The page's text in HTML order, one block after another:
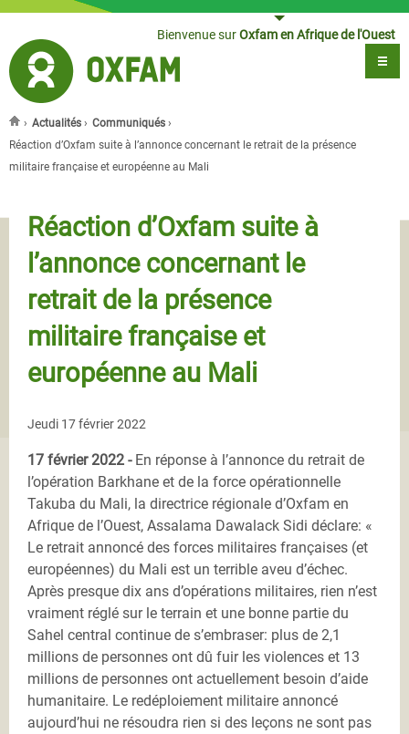
Bienvenue surOxfam en Afrique de l'Ouest
Vous êtes ici
› Actualités › Communiqués ›
Réaction d’Oxfam suite à l’annonce concernant le retrait de la présence
militaire française et européenne au Mali
Réaction d’Oxfam suite à
l’annonce concernant le
retrait de la présence
militaire française et
européenne au Mali
Jeudi 17 février 2022
17 février 2022 -En réponse à l’annonce du retrait de
l’opération Barkhane et de la force opérationnelle
Takuba du Mali, la directrice régionale d’Oxfam en
Afrique de l’Ouest, Assalama Dawalack Sidi déclare: «
Le retrait annoncé des forces militaires françaises (et
européennes) du Mali est un terrible aveu d’échec.
Après presque dix ans d’opérations militaires, rien n’est
vraiment réglé sur le terrain et une bonne partie du
Sahel central continue de s’embraser: plus de 2,1
millions de personnes ont dû fuir les violences et 13
millions de personnes ont actuellement besoin d’aide
humanitaire. Le redéploiement militaire annoncé
aujourd’hui ne résoudra rien si des leçons ne sont pas